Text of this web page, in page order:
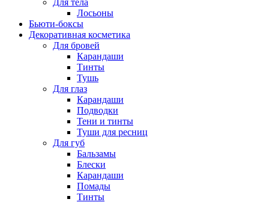
Для тела
Лосьоны
Бьюти-боксы
Декоративная косметика
Для бровей
Карандаши
Тинты
Тушь
Для глаз
Карандаши
Подводки
Тени и тинты
Туши для ресниц
Для губ
Бальзамы
Блески
Карандаши
Помады
Тинты